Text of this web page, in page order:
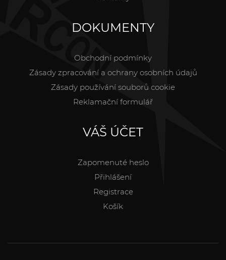
DOKUMENTY
Obchodní podmínky
Zásady zpracování a ochrany osobních údajů
Zásady používání souborů cookie
Reklamační formulář
VÁŠ ÚČET
Zapomenuté heslo
Přihlášení
Registrace
Košík